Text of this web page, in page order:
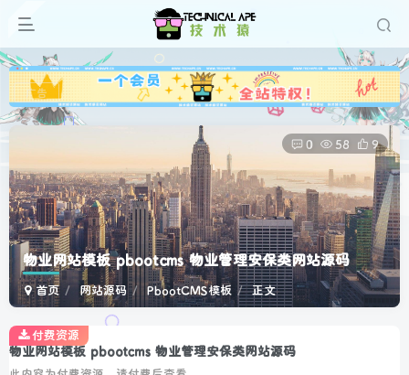
广告
物业网站模板 pbootcms 物业管理安保类网站源码
首页 网站源码 PbootCMS模板 正文
0 58 9
物业网站模板 pbootcms 物业管理安保类网站源码
付费资源